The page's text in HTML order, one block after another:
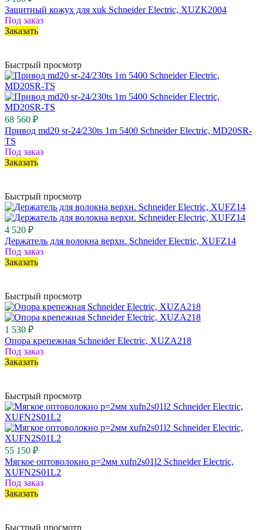
Защитный кожух для xuk Schneider Electric, XUZK2004
Под заказ
Заказать
Быстрый просмотр
68 560 ₽
Привод md20 sr-24/230ts 1m 5400 Schneider Electric, MD20SR-
TS
Под заказ
Заказать
Быстрый просмотр
4 520 ₽
Держатель для волокна верхн. Schneider Electric, XUFZ14
Под заказ
Заказать
Быстрый просмотр
1 530 ₽
Опора крепежная Schneider Electric, XUZA218
Под заказ
Заказать
Быстрый просмотр
55 150 ₽
Мягкое оптоволокно р=2мм xufn2s01l2 Schneider Electric,
XUFN2S01L2
Под заказ
Заказать
Быстрый просмотр